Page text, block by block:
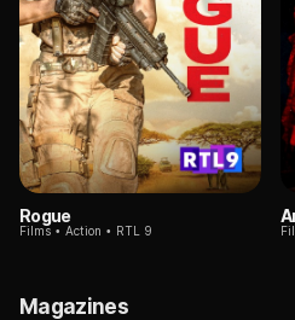
Rogue
Films Action RTL 9
Magazines